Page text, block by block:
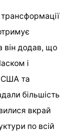
він додав, що
і
США та
більшість
вкрай
по всій